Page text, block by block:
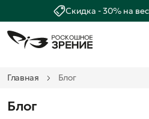
Скидка - 30% на
Главная Блог
Блог